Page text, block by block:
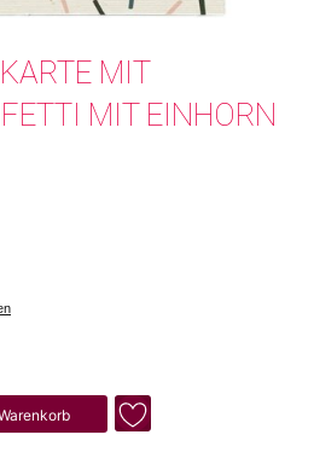
MIT
MIT EINHORN